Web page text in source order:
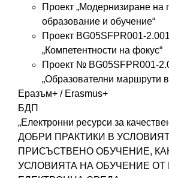
Проект „Модернизиране на
образование и обучение“
Проект BG05SFPR001-
„Компетентности на фокус“
Проект № BG05SFPR001-
„Образователни маршрути
Еразъм+ / Erasmus+
БДП
„Електронни ресурси за
ДОБРИ ПРАКТИКИ В
ПРИСЪСТВЕНО ОБУЧЕНИЕ,
УСЛОВИЯТА НА ОБУЧЕНИЕ ОТ